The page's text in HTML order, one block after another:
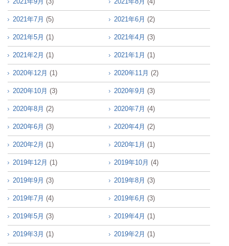
2021年7月 (5) 2021年6月 (2)
2021年5月 (1) 2021年4月 (3)
2021年2月 (1) 2021年1月 (1)
2020年12月 (1) 2020年11月 (2)
2020年10月 (3) 2020年9月 (3)
2020年8月 (2) 2020年7月 (4)
2020年6月 (3) 2020年4月 (2)
2020年2月 (1) 2020年1月 (1)
2019年12月 (1) 2019年10月 (4)
2019年9月 (3) 2019年8月 (3)
2019年7月 (4) 2019年6月 (3)
2019年5月 (3) 2019年4月 (1)
2019年3月 (1) 2019年2月 (1)